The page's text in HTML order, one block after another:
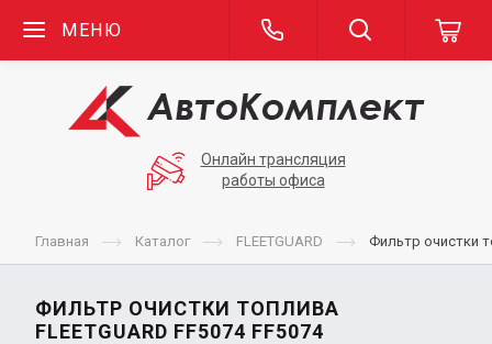
МЕНЮ
Онлайн трансляция
работы офиса
Главная Каталог FLEETGUARD Фильтр очистки
ФИЛЬТР ОЧИСТКИ ТОПЛИВА
FLEETGUARD FF5074 FF5074